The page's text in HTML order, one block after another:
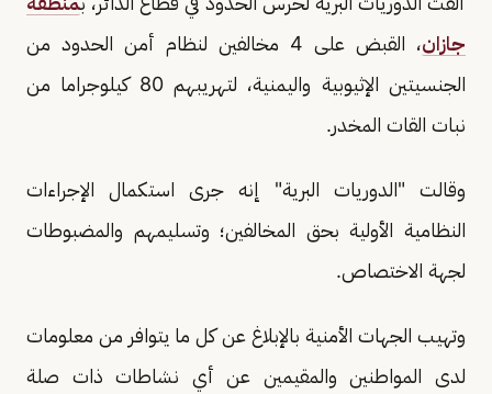
جازان
، القبض على 4 مخالفين لنظام أمن الحدود من
الجنسيتين الإثيوبية واليمنية، لتهريبهم 80 كيلوجراما من
نبات القات المخدر.
وقالت "الدوريات البرية" إنه جرى استكمال الإجراءات
النظامية الأولية بحق المخالفين؛ وتسليمهم والمضبوطات
لجهة الاختصاص.
وتهيب الجهات الأمنية بالإبلاغ عن كل ما يتوافر من معلومات
لدى المواطنين والمقيمين عن أي نشاطات ذات صلة